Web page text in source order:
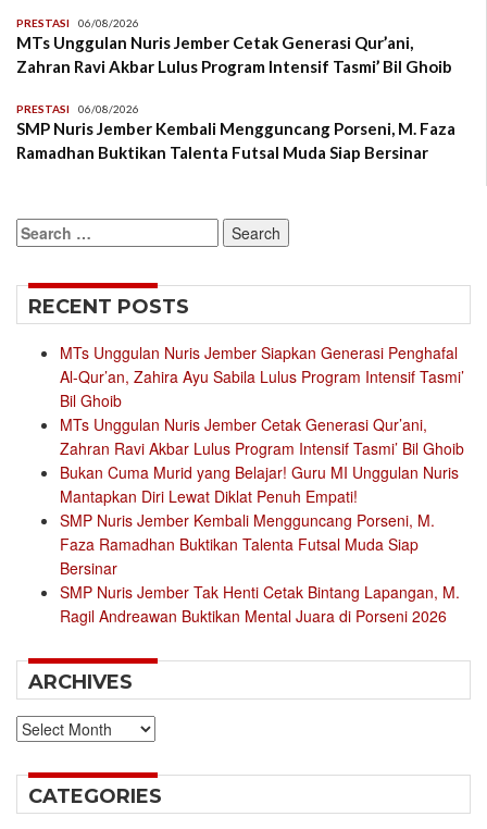
PRESTASI 06/08/2026
MTs Unggulan Nuris Jember Cetak Generasi Qur’ani,
Zahran Ravi Akbar Lulus Program Intensif Tasmi’ Bil Ghoib
PRESTASI 06/08/2026
SMP Nuris Jember Kembali Mengguncang Porseni, M. Faza
Ramadhan Buktikan Talenta Futsal Muda Siap Bersinar
Search
for:
RECENT POSTS
MTs Unggulan Nuris Jember Siapkan Generasi Penghafal
Al-Qur’an, Zahira Ayu Sabila Lulus Program Intensif Tasmi’
Bil Ghoib
MTs Unggulan Nuris Jember Cetak Generasi Qur’ani,
Zahran Ravi Akbar Lulus Program Intensif Tasmi’ Bil Ghoib
Bukan Cuma Murid yang Belajar! Guru MI Unggulan Nuris
Mantapkan Diri Lewat Diklat Penuh Empati!
SMP Nuris Jember Kembali Mengguncang Porseni, M.
Faza Ramadhan Buktikan Talenta Futsal Muda Siap
Bersinar
SMP Nuris Jember Tak Henti Cetak Bintang Lapangan, M.
Ragil Andreawan Buktikan Mental Juara di Porseni 2026
ARCHIVES
Archives
CATEGORIES